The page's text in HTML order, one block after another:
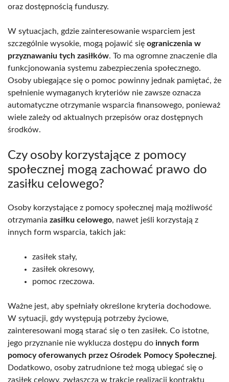
oraz dostępnością funduszy.
W sytuacjach, gdzie zainteresowanie wsparciem jest
szczególnie wysokie, mogą pojawić się ograniczenia w
przyznawaniu tych zasiłków. To ma ogromne znaczenie dla
funkcjonowania systemu zabezpieczenia społecznego.
Osoby ubiegające się o pomoc powinny jednak pamiętać, że
spełnienie wymaganych kryteriów nie zawsze oznacza
automatyczne otrzymanie wsparcia finansowego, ponieważ
wiele zależy od aktualnych przepisów oraz dostępnych
środków.
Czy osoby korzystające z pomocy
społecznej mogą zachować prawo do
zasiłku celowego?
Osoby korzystające z pomocy społecznej mają możliwość
otrzymania zasiłku celowego, nawet jeśli korzystają z
innych form wsparcia, takich jak:
zasiłek stały,
zasiłek okresowy,
pomoc rzeczowa.
Ważne jest, aby spełniały określone kryteria dochodowe.
W sytuacji, gdy występują potrzeby życiowe,
zainteresowani mogą starać się o ten zasiłek. Co istotne,
jego przyznanie nie wyklucza dostępu do innych form
pomocy oferowanych przez Ośrodek Pomocy Społecznej.
Dodatkowo, osoby zatrudnione też mogą ubiegać się o
zasiłek celowy, zwłaszcza w trakcie realizacji kontraktu